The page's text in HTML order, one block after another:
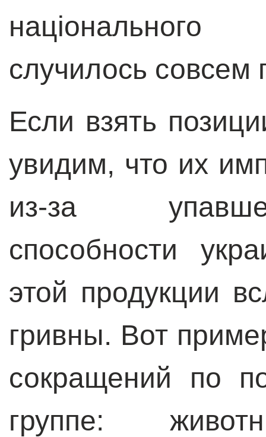
случилось совсем
Если взять
увидим, что их
из-за
способности
этой продукции
гривны. Вот
сокращений по
группе: